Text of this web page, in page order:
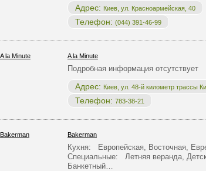
Адрес: Киев, ул. Красноармейская, 40
Телефон: (044) 391-46-99
A la Minute
Подробная информация отсутствует
Адрес: Киев, ул. 48-й километр трассы
Телефон: 783-38-21
Bakerman
Кухня: Европейская, Восточная,
Специальные: Летняя веранда,
Банкетный…